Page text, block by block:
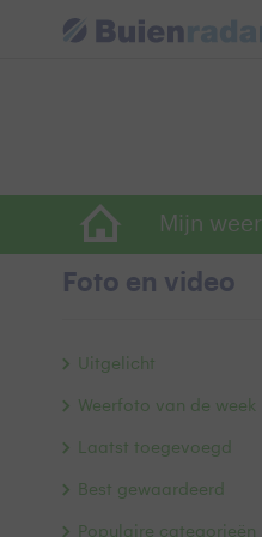
Mijn weer
Foto en video
Uitgelicht
Weerfoto van de week
Laatst toegevoegd
Best gewaardeerd
Populaire categorieën